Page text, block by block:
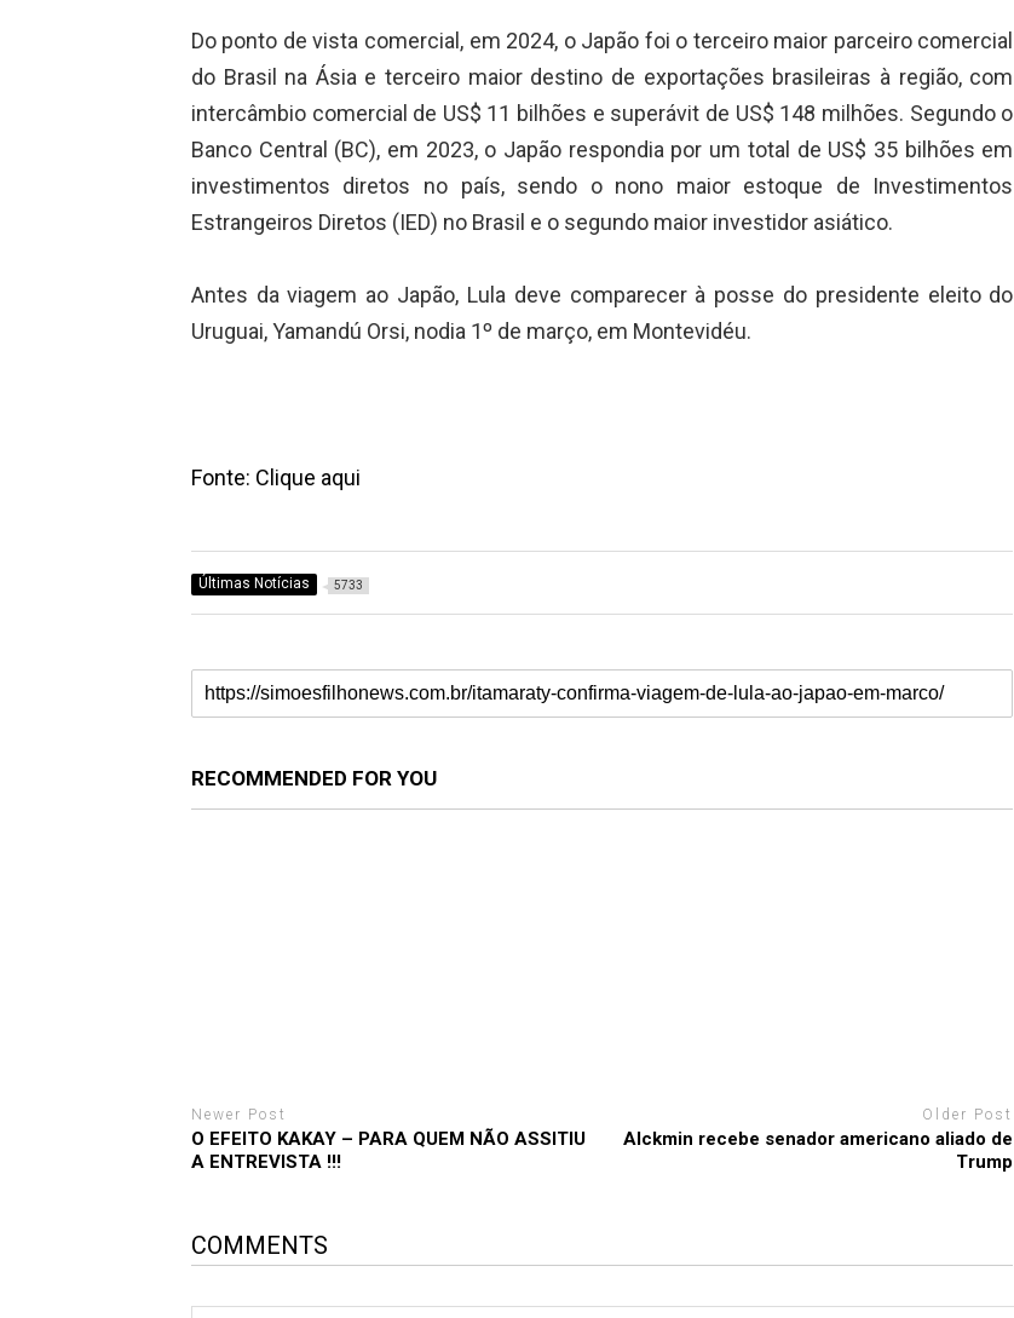
Do ponto de vista comercial, em 2024, o Japão foi o terceiro maior parceiro comercial
do Brasil na Ásia e terceiro maior destino de exportações brasileiras à região, com
intercâmbio comercial de US$ 11 bilhões e superávit de US$ 148 milhões. Segundo o
Banco Central (BC), em 2023, o Japão respondia por um total de US$ 35 bilhões em
investimentos diretos no país, sendo o nono maior estoque de Investimentos
Estrangeiros Diretos (IED) no Brasil e o segundo maior investidor asiático.
Antes da viagem ao Japão, Lula deve comparecer à posse do presidente eleito do
Uruguai, Yamandú Orsi, nodia 1º de março, em Montevidéu.
Fonte: Clique aqui
Últimas Notícias 5733
RECOMMENDED FOR YOU
Newer Post
O EFEITO KAKAY – PARA QUEM NÃO ASSITIU
A ENTREVISTA !!!
Older Post
Alckmin recebe senador americano aliado de
Trump
COMMENTS